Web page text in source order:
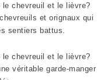
et orignaux qui
sentiers battus.
véritable garde-manger